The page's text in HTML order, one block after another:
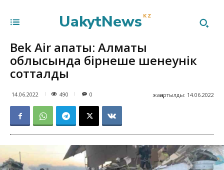
UakytNews KZ
Bek Air апаты: Алматы
облысында бірнеше шенеунік
сотталды
14.06.2022 490 жаңартылды: 14.06.2022
0